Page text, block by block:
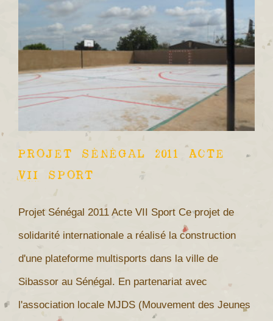
Projet Sénégal 2011 Acte
VII Sport
Projet Sénégal 2011 Acte VII Sport Ce projet de
solidarité internationale a réalisé la construction
d'une plateforme multisports dans la ville de
Sibassor au Sénégal. En partenariat avec
l'association locale MJDS (Mouvement des Jeunes